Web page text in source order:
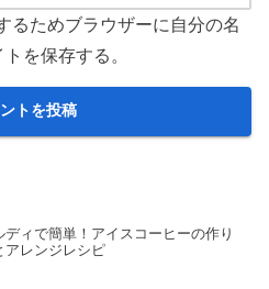
るためブラウザーに自分の名
を保存する。
ディで簡単！アイスコーヒーの作り
アレンジレシピ